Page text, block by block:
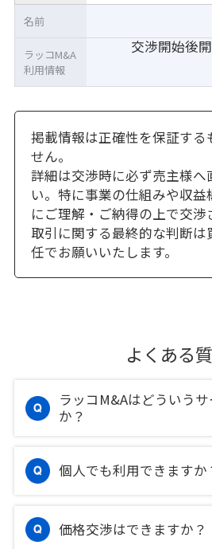
交渉開始後
名前
ラッコM&A
利用情報
掲載情報は正確性を保証する
せん。
詳細は交渉時に必ず売主様へ
い。特に事業の仕組みや収
にご理解・ご納得の上で交渉
取引に関する最終的な判断は
任でお願いいたします。
よくある
ラッコM&Aはどういう
か？
個人でも利用できますか
価格交渉はできますか？